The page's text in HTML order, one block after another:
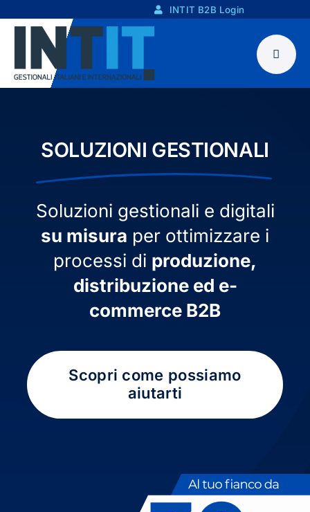
INTIT B2B Login
SOLUZIONI GESTIONALI
Soluzioni gestionali e digitali
su misura per ottimizzare i
processi di produzione,
distribuzione ed e-
commerce B2B
Scopri come possiamo
aiutarti